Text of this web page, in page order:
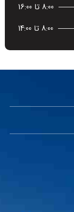
8:00 تا 16:00
8:00 تا 14:00